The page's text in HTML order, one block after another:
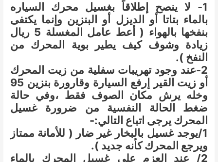
1- لا ينصح إطلاقاً بغسيل محرك السياره
بالماء بتاتا أو الديزل أو البنزين وإنما يكتفى
بنفخها بالهواء ( أعط عامل المغسلة 5 ريال
زيادة وشوف كيف يطير بوية المحرك من
النفخ ).
2-عند وجود تهريبات سفلية من زيت المحرك
أو زيت القير إرفع السيارة وقارورة بنزين 95
وخله يرش مكان الصوف فقط ،وفي حالة
ضغط الحالة النفسية من ضرورة غسيل
المحرك يرجى اتباع التالي:-
1/يوجد غسيل بالبخار غير ضار ( للأمانة ممتاز
ويرجع المحرك كأنه جديد ).
2/ عند العزم على غسيل المحرك بالماء